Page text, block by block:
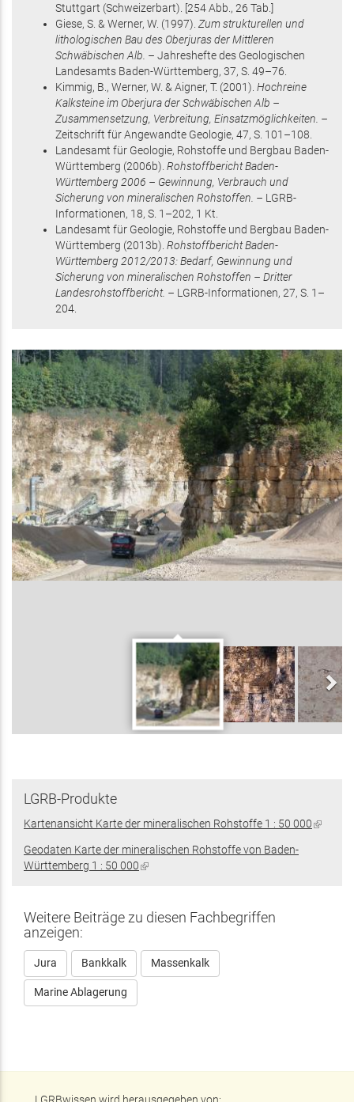
Stuttgart (Schweizerbart). [254 Abb., 26 Tab.]
Giese, S. & Werner, W. (1997). Zum strukturellen und
lithologischen Bau des Oberjuras der Mittleren
Schwäbischen Alb. – Jahreshefte des Geologischen
Landesamts Baden-Württemberg, 37, S. 49–76.
Kimmig, B., Werner, W. & Aigner, T. (2001). Hochreine
Kalksteine im Oberjura der Schwäbischen Alb –
Zusammensetzung, Verbreitung, Einsatzmöglichkeiten. –
Zeitschrift für Angewandte Geologie, 47, S. 101–108.
Landesamt für Geologie, Rohstoffe und Bergbau Baden-
Württemberg (2006b). Rohstoffbericht Baden-
Württemberg 2006 – Gewinnung, Verbrauch und
Sicherung von mineralischen Rohstoffen. – LGRB-
Informationen, 18, S. 1–202, 1 Kt.
Landesamt für Geologie, Rohstoffe und Bergbau Baden-
Württemberg (2013b). Rohstoffbericht Baden-
Württemberg 2012/2013: Bedarf, Gewinnung und
Sicherung von mineralischen Rohstoffen – Dritter
Landesrohstoffbericht. – LGRB-Informationen, 27, S. 1–
204.
LGRB-Produkte
Kartenansicht Karte der mineralischen Rohstoffe 1 : 50 000(Link
Geodaten Karte der mineralischen Rohstoffe von Baden-
Württemberg 1 : 50 000(Link
Weitere Beiträge zu diesen Fachbegriffen
anzeigen:
Jura Bankkalk Massenkalk
Marine Ablagerung